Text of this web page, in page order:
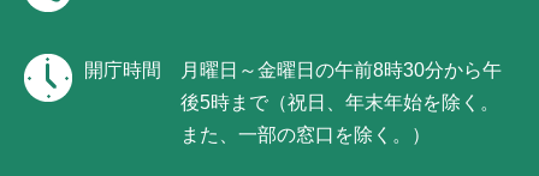
開庁時間
月曜日～金曜日の午前8時30分から午
後5時まで（祝日、年末年始を除く。
また、一部の窓口を除く。）